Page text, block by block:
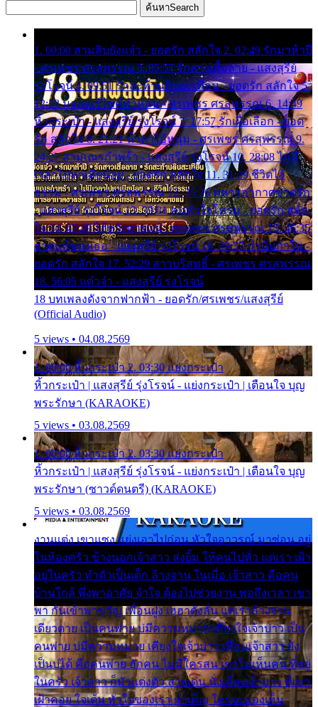
ค้นหาSearch
1. 00:00 สามสิบยังแจ๋ว - ยอดรัก สลักใจ 2. 02:49 รักมาห้าปี
- ศรเพชร ศรสุพรรณ 3. 05:57 รักสาวเสื้อลาย - แสงสุรีย์
รุ่งโรจน์ 4. 09:51 รักสะท้านดินสะเทือน - ยอดรัก สลักใจ 5.
12:23 มอเตอร์ไซค์ทำหล่น - ศรเพชร ศรสุพรรณ 6. 14:49
หิ้วกระเป๋า - แสงสุรีย์ รุ่งโรจน์ 7. 17:57 รักเผื่อเลือก - ยอด
รัก สลักใจ 8. 21:21 น้ำตาไอ้หนุ่ม - ศรเพชร ศรสุพรรณ 9.
24:27 สามเณรกำพร้า - แสงสุรีย์ รุ่งโรจน์ 10. 28:08 ไม่มี
เวลาไปหาเมียน้อย - ยอดรัก สลักใจ 11. 31:29 ชีวิตไอ้
ธรรม - ศรเพชร ศรสุพรรณ 12. 35:26 ทหารอากาศขาดรัก
- แสงสุรีย์ รุ่งโรจน์ 13. 39:01 คนหัวใจโทรม - ยอดรัก สลัก
ใจ 14. 42:49 ไอ้หวังตายแน่ - ศรเพชร ศรสุพรรณ 15. 46:35
ธาตุแท้ของเธอ - แสงสุรีย์ รุ่งโรจน์ 16. 49:57 กำนันกำใน -
ยอดรัก สลักใจ 17. 52:29 สาวบริสุทธิ์ - ศรเพชร ศรสุพรรณ
18. 56:05 แต๋วจ๋า - แสงสุรีย์ รุ่งโรจน์
18 บทเพลงดังจากฟากฟ้า - ยอดรัก/ศรเพชร/แสงสุรีย์
(Official Audio)
5 views • 04.08.2569
1. 00:00 หิ้วกระเป๋า 2. 03:30 แย่งกระเป๋า
หิ้วกระเป๋า | แสงสุรีย์ รุ่งโรจน์ - แย่งกระเป๋า | เตือนใจ บุญ
พระรักษา (KARAOKE)
5 views • 03.08.2569
1. 00:00 หิ้วกระเป๋า 2. 03:30 แย่งกระเป๋า
หิ้วกระเป๋า | แสงสุรีย์ รุ่งโรจน์ - แย่งกระเป๋า | เตือนใจ บุญ
พระรักษา (ซาวด์ดนตรี) (KARAOKE)
5 views • 03.08.2569
งานแต่ง เขาแซง แย่งเอาไปก่อน หัวใจอาวรณ์ มาซ่อน อยู่
ในห้องครัว ข้างนอกเจ้าสาว ส่งยิ้ม ให้คนไปทั่ว แต่เรา เฝ้า
อยู่ในครัว ทำตัวเป็นเด็ก ล้างจาน ในเมื่อ เจ้าสาว คือคน
บ้านใกล้ พึ่งพาอาศัย จำใจ ต้องไปช่วยงาน พอถึงเวลา เขา
พา กันเข้าพาขวัญ เพื่อนฝูง เฮฮาดังลั่น แต่เราล้างจาน
เดียวดาย เป็นคนพ่าย บ่มีความหมาย เคียงใจเจ้าบ่าว เป็น
คนพ่าย บ่มีความหมาย เคียงใจเจ้าบ่าว เพื่อนเจ้าสาว ยัง
เป็นบ่ได้ คือคนพ่าย ฮักคน ไม่มีใครสน เขาไม่เห็นคน ที่อยู่
ในครัว เจ้าสาว ก็มัวแต่งตัว สวยเด่น นั่งเคียงเจ้าบ่าว ที่เขา
เฝ้าคอย ใจเต้น หัวใจของเรา ลำเค็ญ ใครจะมองเห็น